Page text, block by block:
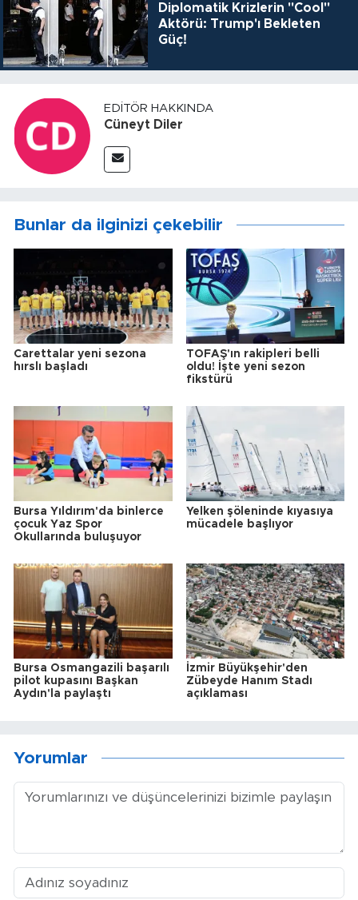
Diplomatik Krizlerin "Cool"
Aktörü: Trump'ı Bekleten
Güç!
EDITÖR HAKKINDA
Cüneyt Diler
Bunlar da ilginizi çekebilir
Carettalar yeni sezona
hırslı başladı
TOFAŞ'ın rakipleri belli
oldu! İşte yeni sezon
fikstürü
Bursa Yıldırım'da binlerce
çocuk Yaz Spor
Okullarında buluşuyor
Yelken şöleninde kıyasıya
mücadele başlıyor
Bursa Osmangazili başarılı
pilot kupasını Başkan
Aydın'la paylaştı
İzmir Büyükşehir'den
Zübeyde Hanım Stadı
açıklaması
Yorumlar